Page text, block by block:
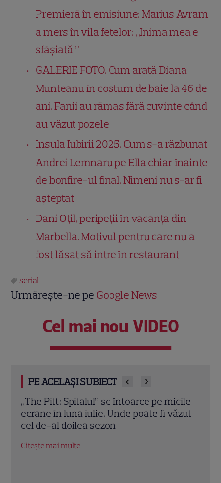
Premieră în emisiune: Marius Avram
a mers în vila fetelor: „Inima mea e
sfâșiată!”
GALERIE FOTO. Cum arată Diana
Munteanu în costum de baie la 46 de
ani. Fanii au rămas fără cuvinte când
au văzut pozele
Insula Iubirii 2025. Cum s-a răzbunat
Andrei Lemnaru pe Ella chiar înainte
de bonfire-ul final. Nimeni nu s-ar fi
așteptat
Dani Oțil, peripeții în vacanța din
Marbella. Motivul pentru care nu a
fost lăsat să intre în restaurant
serial
Urmărește-ne pe Google News
Cel mai nou VIDEO
PE ACELAȘI SUBIECT
Transformarea uluitoare a lui Rick
Hoffman, actorul din Suits. A topit
kilogramele și fanii abia l-au recunoscut
Citește mai multe